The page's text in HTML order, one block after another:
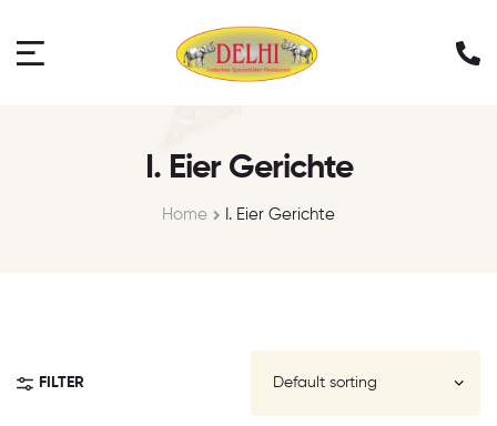
I. Eier Gerichte
Home I. Eier Gerichte
FILTER